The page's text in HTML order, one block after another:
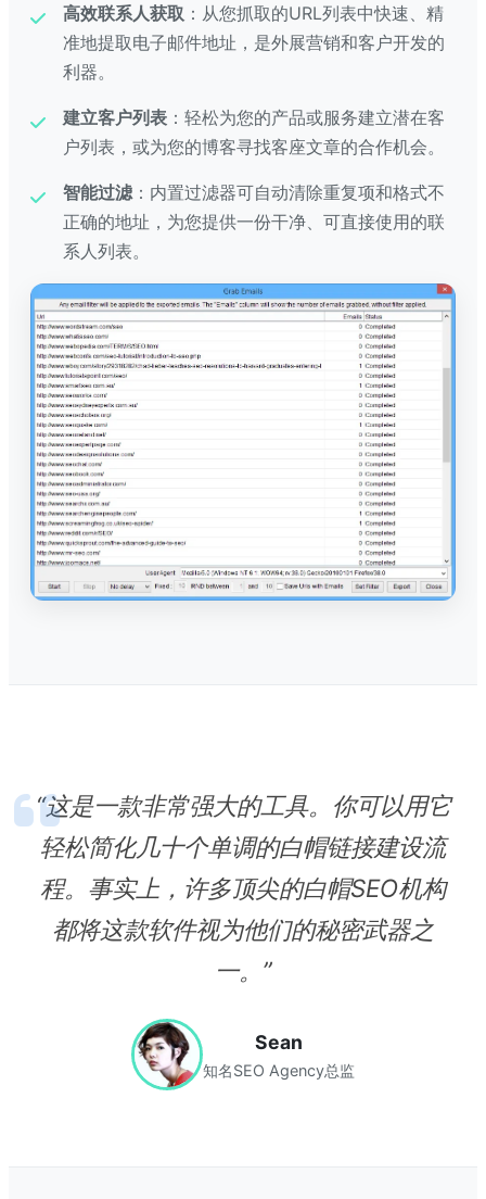
高效联系人获取 ：从您抓取的URL列表中快速、精
准地提取电子邮件地址，是外展营销和客户开发的
利器。
建立客户列表 ：轻松为您的产品或服务建立潜在客
户列表，或为您的博客寻找客座文章的合作机会。
智能过滤 ：内置过滤器可自动清除重复项和格式不
正确的地址，为您提供一份干净、可直接使用的联
系人列表。
“这是一款非常强大的工具。你可以用它
轻松简化几十个单调的白帽链接建设流
程。事实上，许多顶尖的白帽SEO机构
都将这款软件视为他们的秘密武器之
一。”
Sean
知名SEO Agency总监